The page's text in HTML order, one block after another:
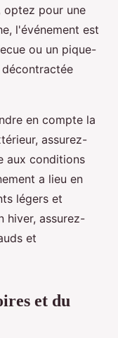
optez pour une
l'événement est
ou un pique-
décontractée
en compte la
assurez-
aux conditions
a lieu en
légers et
hiver, assurez-
et
et du